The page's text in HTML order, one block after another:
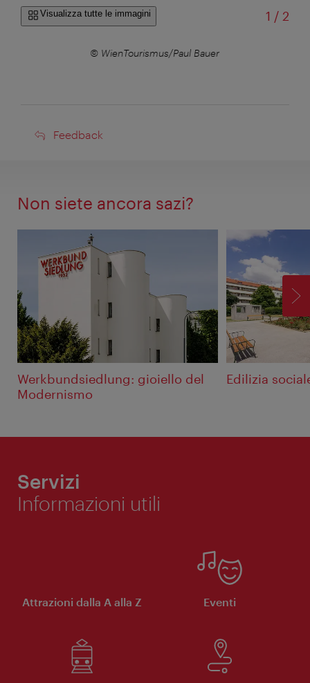
Visualizza tutte le immagini 1 /di
2
© WienTourismus/Paul Bauer
Feedback
Feedback
Non siete ancora sazi?
Werkbundsiedlung: gioiello del
Modernismo
Edilizia
Servizi
Informazioni utili
Attrazioni dalla A alla Z Eventi